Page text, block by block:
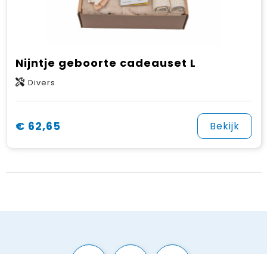
Nijntje geboorte cadeauset L
Divers
€ 62,65 Bekijk